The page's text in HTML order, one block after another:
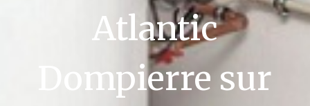
Atlantic
Dompierre sur